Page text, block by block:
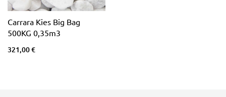
Carrara Kies Big Bag
500KG 0,35m3
321,00 €